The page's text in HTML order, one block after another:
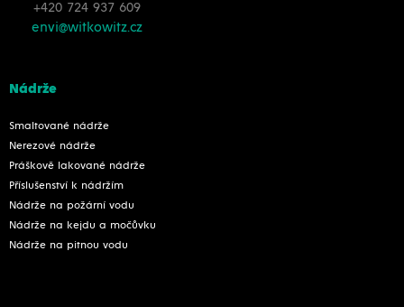
+420 724 937 609
envi@witkowitz.cz
Nádrže
Smaltované nádrže
Nerezové nádrže
Práškově lakované nádrže
Příslušenství k nádržím
Nádrže na požární vodu
Nádrže na kejdu a močůvku
Nádrže na pitnou vodu